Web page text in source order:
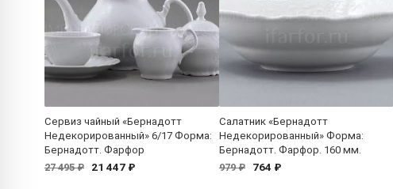
Сервиз чайный «Бернадотт
Недекорированный» 6/17 Форма:
Бернадотт. Фарфор
27 495 ₽
21 447 ₽
Салатник «Бернадотт
Недекорированный» Форма:
Бернадотт. Фарфор. 160 мм.
979 ₽
764 ₽